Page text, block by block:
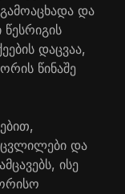
და
დაცვაა,
წინაშე
და
ისე